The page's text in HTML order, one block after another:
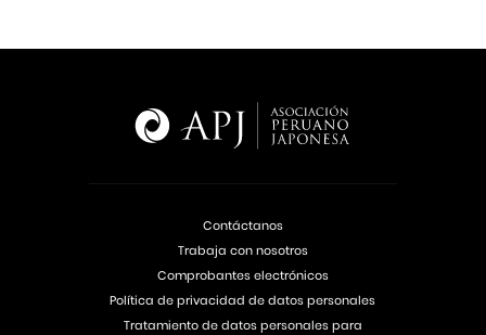
Contáctanos
Trabaja con nosotros
Comprobantes electrónicos
Política de privacidad de datos personales
Tratamiento de datos personales para